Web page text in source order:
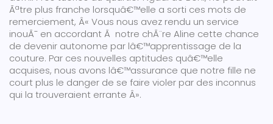
Ãªtre plus franche lorsquâ€™elle a sorti ces mots de
remerciement, Â« Vous nous avez rendu un service
inouÃ¯ en accordant Ã notre chÃ¨re Aline cette chance
de devenir autonome par lâ€™apprentissage de la
couture. Par ces nouvelles aptitudes quâ€™elle
acquises, nous avons lâ€™assurance que notre fille ne
court plus le danger de se faire violer par des inconnus
qui la trouveraient errante Â».